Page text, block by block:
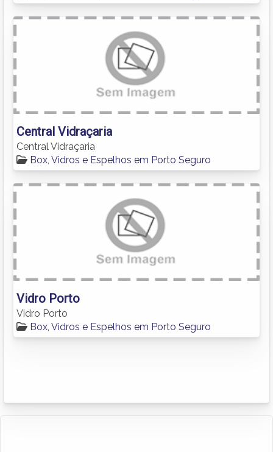
Central Vidraçaria
Central Vidraçaria
Box, Vidros e Espelhos em Porto Seguro
Vidro Porto
Vidro Porto
Box, Vidros e Espelhos em Porto Seguro